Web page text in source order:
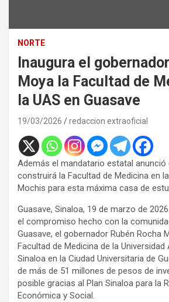
NORTE
Inaugura el
Moya la Facultad de
la UAS en Guasave
19/03/2026 redaccion extraoficial
Además el mandatario estatal anunció
construirá la Facultad de Medicina en
Mochis para esta máxima casa de
Guasave, Sinaloa, 19 de marzo de
el compromiso hecho con la
Guasave, el gobernador Rubén Rocha
Facultad de Medicina de la
Sinaloa en la Ciudad Universitaria de
de más de 51 millones de pesos de
posible gracias al Plan Sinaloa para la
Económica y Social.